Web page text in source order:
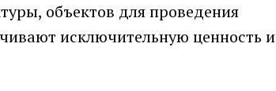
объектов для проведения
исключительную ценность и